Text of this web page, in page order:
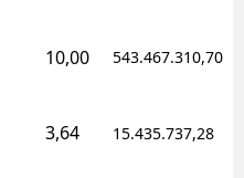
10,00 543.467.310,70
3,64 15.435.737,28